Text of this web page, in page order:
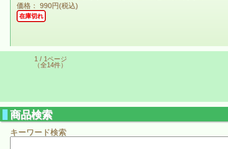
価格： 990円(税込)
在庫切れ
1 / 1ページ
（全14件）
商品検索
キーワード検索